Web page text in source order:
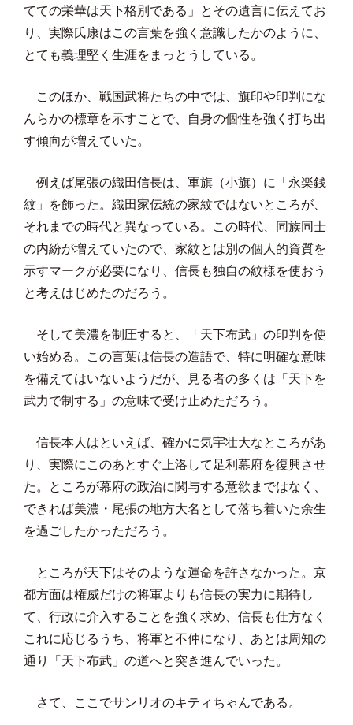
てての栄華は天下格別である」とその遺言に伝えてお
り、実際氏康はこの言葉を強く意識したかのように、
とても義理堅く生涯をまっとうしている。
このほか、戦国武将たちの中では、旗印や印判にな
んらかの標章を示すことで、自身の個性を強く打ち出
す傾向が増えていた。
例えば尾張の織田信長は、軍旗（小旗）に「永楽銭
紋」を飾った。織田家伝統の家紋ではないところが、
それまでの時代と異なっている。この時代、同族同士
の内紛が増えていたので、家紋とは別の個人的資質を
示すマークが必要になり、信長も独自の紋様を使おう
と考えはじめたのだろう。
そして美濃を制圧すると、「天下布武」の印判を使
い始める。この言葉は信長の造語で、特に明確な意味
を備えてはいないようだが、見る者の多くは「天下を
武力で制する」の意味で受け止めただろう。
信長本人はといえば、確かに気宇壮大なところがあ
り、実際にこのあとすぐ上洛して足利幕府を復興させ
た。ところが幕府の政治に関与する意欲まではなく、
できれば美濃・尾張の地方大名として落ち着いた余生
を過ごしたかっただろう。
ところが天下はそのような運命を許さなかった。京
都方面は権威だけの将軍よりも信長の実力に期待し
て、行政に介入することを強く求め、信長も仕方なく
これに応じるうち、将軍と不仲になり、あとは周知の
通り「天下布武」の道へと突き進んでいった。
さて、ここでサンリオのキティちゃんである。